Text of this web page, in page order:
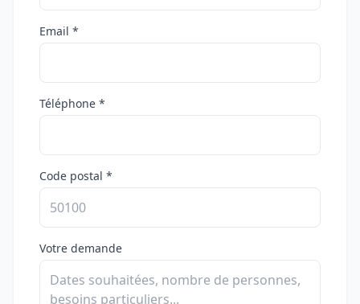
Email *
Téléphone *
Code postal *
Votre demande